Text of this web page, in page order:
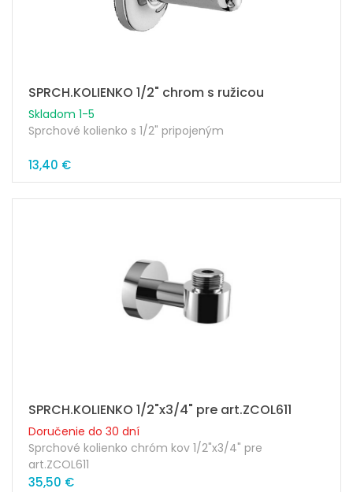
SPRCH.KOLIENKO 1/2" chrom s ružicou
Skladom 1-5
Sprchové kolienko s 1/2" pripojeným
13,40 €
SPRCH.KOLIENKO 1/2"x3/4" pre art.ZCOL611
Doručenie do 30 dní
Sprchové kolienko chróm kov 1/2"x3/4" pre
art.ZCOL611
35,50 €